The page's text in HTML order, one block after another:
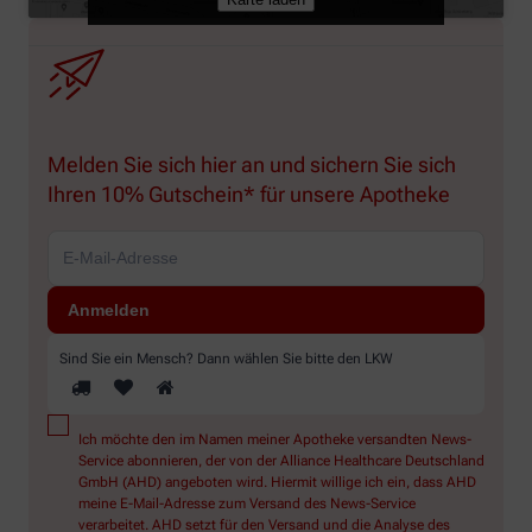
Melden Sie sich hier an und sichern Sie sich
Ihren 10% Gutschein* für unsere Apotheke
Sind Sie ein Mensch? Dann wählen Sie bitte den LKW
Ich möchte den im Namen meiner Apotheke versandten News-
Service abonnieren, der von der Alliance Healthcare Deutschland
GmbH (AHD) angeboten wird. Hiermit willige ich ein, dass AHD
meine E-Mail-Adresse zum Versand des News-Service
verarbeitet. AHD setzt für den Versand und die Analyse des